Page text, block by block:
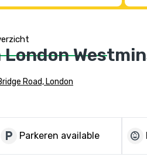
London
Road, London
local_parking Parkeren available child_care